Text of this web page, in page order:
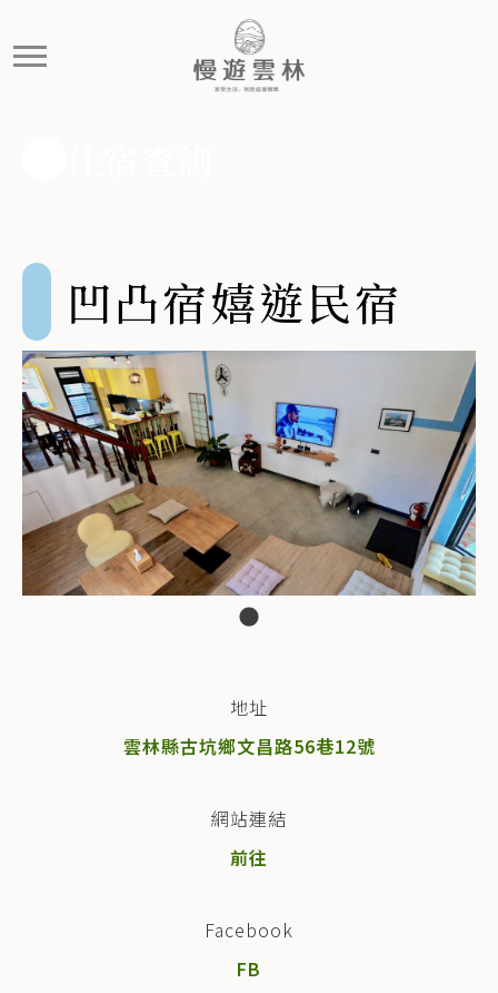
凹凸宿嬉遊民宿
一次只接待一組客人,讓來賓擁有像『家』一樣的住宿體驗～
凹凸宿嬉遊民宿
地址
雲林縣古坑鄉文昌路56巷12號
網站連結
前往
Facebook
FB